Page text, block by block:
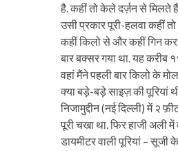
है. कहीं तो केले दर्ज़न से मिलते
उसी प्रकार पूरी-हलवा कहीं
कहीं किलो से और कहीं गिन
बार बक्सर गया था. यह करीब
वहां मैंने पहली बार किलो के
क्या बड़े-बड़े साइज़ की पूरियां
निजामुद्दीन (नई दिल्ली) में २
पूरी चखा था. फिर हाजी अली
डायमीटर वाली पूरियां –